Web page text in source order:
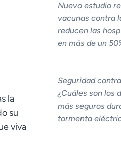
la
su
viva
Nuevo estudio
vacunas contra
reducen las
en más de un
Seguridad
¿Cuáles son los
más seguros
tormenta